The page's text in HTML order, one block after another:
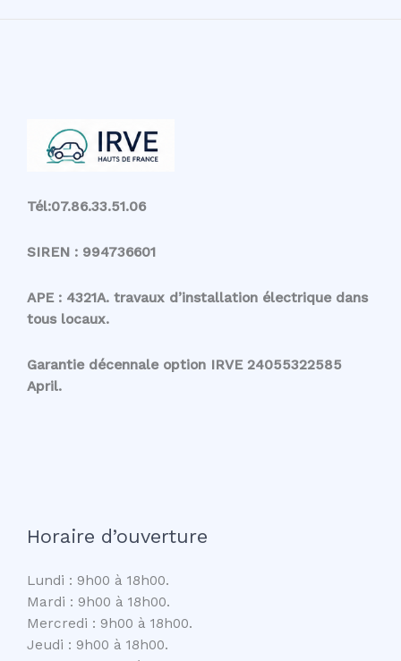
Tél:07.86.33.51.06
SIREN : 994736601
APE : 4321A. travaux d’installation électrique dans
tous locaux.
Garantie décennale option IRVE 24055322585
April.
Horaire d’ouverture
Lundi : 9h00 à 18h00.
Mardi : 9h00 à 18h00.
Mercredi : 9h00 à 18h00.
Jeudi : 9h00 à 18h00.